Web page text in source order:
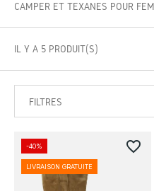
CAMPER ET TEXANES POUR
IL Y A 5 PRODUIT(S)
FILTRES
-40%
LIVRAISON GRATUITE
favorite_border